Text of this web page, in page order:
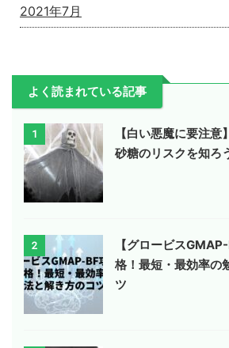
2021年7月
よく読まれている記事
1
【白い悪魔に要注
砂糖のリスクを知ろ
2
【グロービス
格！最短・最効率の
ツ